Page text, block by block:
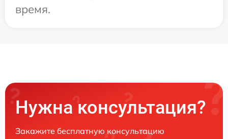
время.
Нужна консультация?
Закажите бесплатную консультацию